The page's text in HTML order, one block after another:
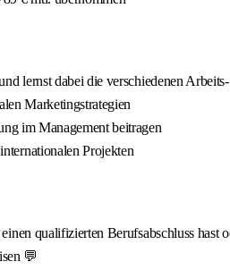
lernst dabei die verschiedenen
Marketingstrategien
im Management beitragen
Projekten
qualifizierten Berufsabschluss hast
💬